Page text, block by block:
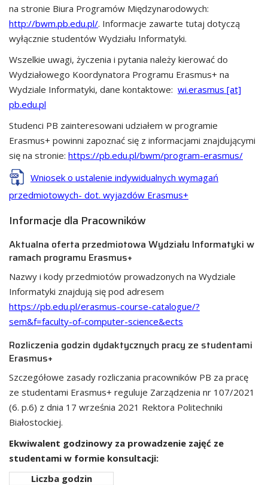
na stronie Biura Programów Międzynarodowych:
http://bwm.pb.edu.pl/. Informacje zawarte tutaj dotyczą
wyłącznie studentów Wydziału Informatyki.
Wszelkie uwagi, życzenia i pytania należy kierować do
Wydziałowego Koordynatora Programu Erasmus+ na
Wydziale Informatyki, dane kontaktowe: wi.erasmus [at]
pb.edu.pl
Studenci PB zainteresowani udziałem w programie
Erasmus+ powinni zapoznać się z informacjami znajdującymi
się na stronie: https://pb.edu.pl/bwm/program-erasmus/
Wniosek o ustalenie indywidualnych wymagań
przedmiotowych- dot. wyjazdów Erasmus+
Informacje dla Pracowników
Aktualna oferta przedmiotowa Wydziału Informatyki w
ramach programu Erasmus+
Nazwy i kody przedmiotów prowadzonych na Wydziale
Informatyki znajdują się pod adresem
https://pb.edu.pl/erasmus-course-catalogue/?
sem&f=faculty-of-computer-science&ects
Rozliczenia godzin dydaktycznych pracy ze studentami
Erasmus+
Szczegółowe zasady rozliczania pracowników PB za pracę
ze studentami Erasmus+ reguluje Zarządzenia nr 107/2021
(6. p.6) z dnia 17 września 2021 Rektora Politechniki
Białostockiej.
Ekwiwalent godzinowy za prowadzenie zajęć ze
studentami w formie konsultacji:
Liczba godzin